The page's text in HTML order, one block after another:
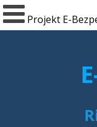
Projekt E-